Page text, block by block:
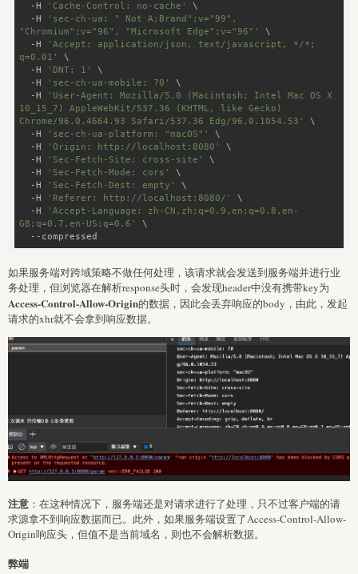
  -H
'Cache-Control: no-cache'
\
  -H
'sec-ch-ua: " Not A;Brand";v="99",
"Chromium";v="96", "Microsoft Edge";v="96"'
\
  -H
'Accept: application/json, text/javascript, */*;
q=0.01'
\
  -H
'DNT: 1'
\
  -H
'sec-ch-ua-mobile: ?0'
\
  -H
'User-Agent: Mozilla/5.0 (Macintosh; Intel Mac OS X
10_15_7) AppleWebKit/537.36 (KHTML, like Gecko)
Chrome/96.0.4664.93 Safari/537.36 Edg/96.0.1054.53'
\
  -H
'sec-ch-ua-platform: "macOS"'
\
  -H
'Origin: http://localhost:8080'
\
  -H
'Sec-Fetch-Site: cross-site'
\
  -H
'Sec-Fetch-Mode: cors'
\
  -H
'Sec-Fetch-Dest: empty'
\
  -H
'Referer: http://localhost:8080/'
\
  -H
'Accept-Language: zh-CN,zh;q=0.9,en;q=0.8,en-
GB;q=0.7,en-US;q=0.6'
\
  --compressed
如果服务端对跨域策略不做任何处理，该请求就会发送到服务端并进行业
务处理，但浏览器在解析response头时，会发现header中没有携带key为
Access-Control-Allow-Origin的数据，因此会丢弃响应的body，由此，发起
请求的xhr就不会拿到响应数据。
注意 ：在这种情况下，服务端还是对请求进行了处理，只不过客户端的请
求源拿不到响应数据而已。此外，如果服务端设置了Access-Control-Allow-
Origin响应头，但值不是当前域名，则也不会解析数据。
弊端